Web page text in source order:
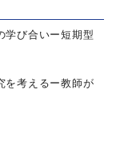
学び合いー短期型
を考えるー教師が